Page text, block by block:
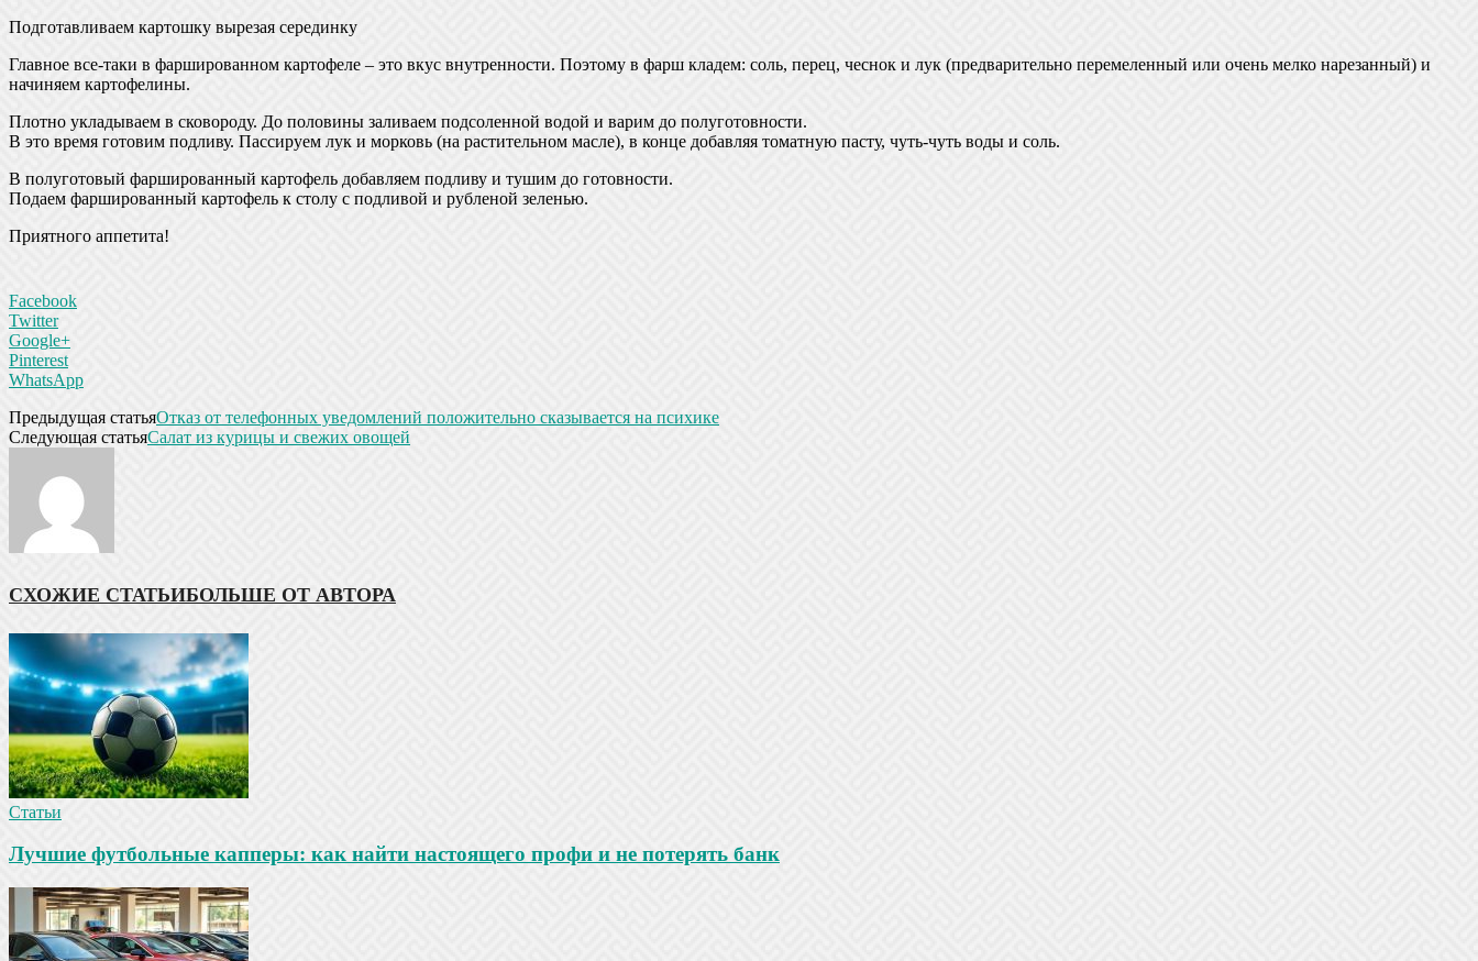
Подготавливаем картошку вырезая серединку
Главное все-таки в фаршированном картофеле – это вкус внутренности. Поэтому в фарш кладем: соль, перец, чеснок и лук (предварительно перемеленный или очень мелко нарезанный) и
начиняем картофелины.
Плотно укладываем в сковороду. До половины заливаем подсоленной водой и варим до полуготовности.
В это время готовим подливу. Пассируем лук и морковь (на растительном масле), в конце добавляя томатную пасту, чуть-чуть воды и соль.
В полуготовый фаршированный картофель добавляем подливу и тушим до готовности.
Подаем фаршированный картофель к столу с подливой и рубленой зеленью.
Приятного аппетита!
Facebook
Twitter
Google+
Pinterest
WhatsApp
Предыдущая статьяОтказ от телефонных уведомлений положительно сказывается на психике
Следующая статьяСалат из курицы и свежих овощей
СХОЖИЕ СТАТЬИБОЛЬШЕ ОТ АВТОРА
Статьи
Лучшие футбольные капперы: как найти настоящего профи и не потерять банк